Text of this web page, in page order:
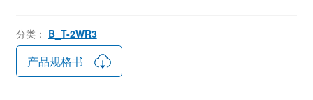
分类： B_T-2WR3
产品规格书